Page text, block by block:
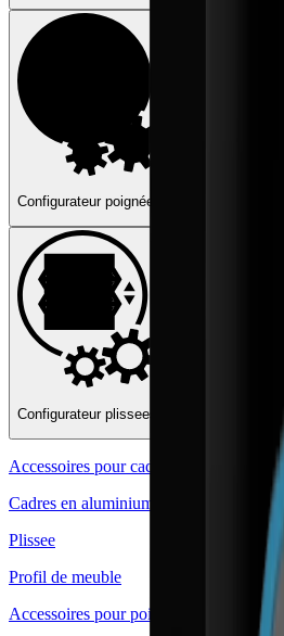
Configurateur poignées Configurateur
Configurateur plissees
Accessoires pour cadres en aluminium
Cadres en aluminium
Plissee
Profil de meuble
Accessoires pour poignées encastrées